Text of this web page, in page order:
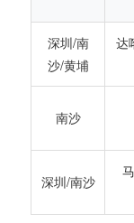
深圳/南
沙/黄埔
达
南沙
深圳/南沙